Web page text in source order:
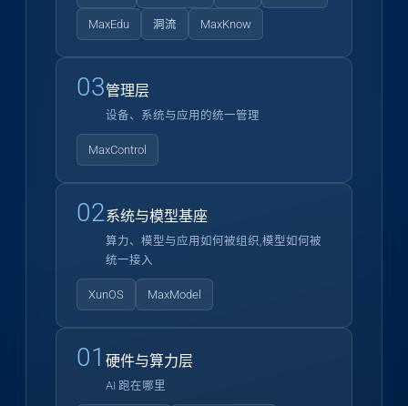
MaxEdu 洞流 MaxKnow
03管理层
设备、系统与应用的统一管理
MaxControl
02系统与模型基座
算力、模型与应用如何被组织,模型如何被
统一接入
XunOS MaxModel
01 硬件与算力层
AI 跑在哪里